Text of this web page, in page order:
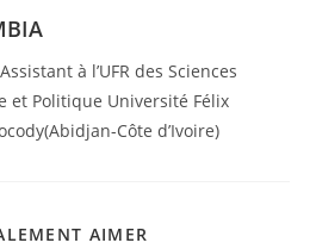
à l’UFR des Sciences
et Politique Université Félix
Côte d’Ivoire)
AIMER